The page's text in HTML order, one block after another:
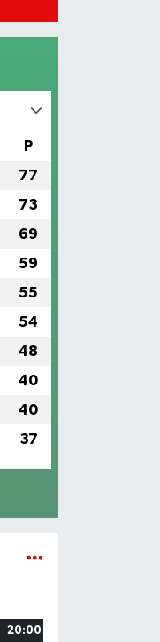
P
77
73
69
59
55
54
48
40
40
37
20:00